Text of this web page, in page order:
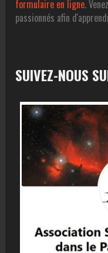
formulaire en ligne.
passionnés afin
SUIVEZ-NOUS